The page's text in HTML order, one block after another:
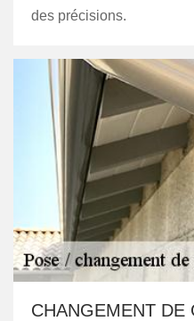
des précisions.
CHANGEMENT DE